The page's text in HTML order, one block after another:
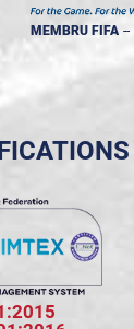
MEMBRU FIFA --